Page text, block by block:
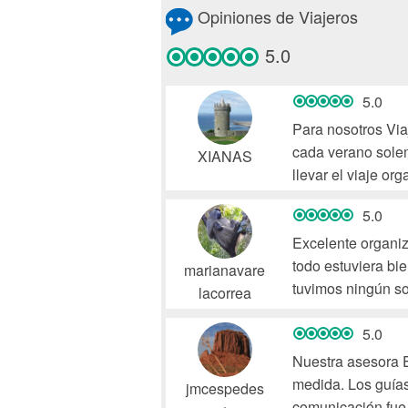
Opiniones de Viajeros
5.0
XIANAS
5.0
Para nosotros
cada verano
llevar el viaje
mayoristas
Viaje de China
-Escoge tu
a los lugares a
-Escoge tu
modificar y
marianavare
lacorrea
5.0
Excelente
todo estuviera
tuvimos ningún
pierdan el pato
jmcespedes
5.0
Nuestra asesora
medida. Los